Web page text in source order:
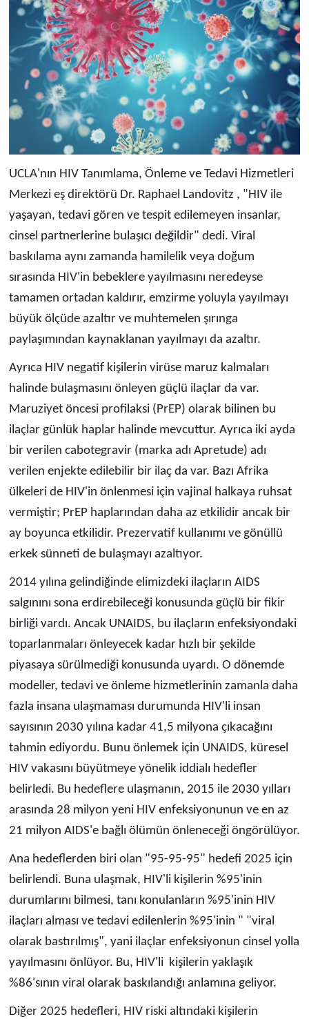
UCLA'nın HIV Tanımlama, Önleme ve Tedavi Hizmetleri
Merkezi eş direktörü Dr. Raphael Landovitz , "HIV ile
yaşayan, tedavi gören ve tespit edilemeyen insanlar,
cinsel partnerlerine bulaşıcı değildir" dedi. Viral
baskılama aynı zamanda hamilelik veya doğum
sırasında HIV'in bebeklere yayılmasını neredeyse
tamamen ortadan kaldırır, emzirme yoluyla yayılmayı
büyük ölçüde azaltır ve muhtemelen şırınga
paylaşımından kaynaklanan yayılmayı da azaltır.
Ayrıca HIV negatif kişilerin virüse maruz kalmaları
halinde bulaşmasını önleyen güçlü ilaçlar da var.
Maruziyet öncesi profilaksi (PrEP) olarak bilinen bu
ilaçlar günlük haplar halinde mevcuttur. Ayrıca iki ayda
bir verilen cabotegravir (marka adı Apretude) adı
verilen enjekte edilebilir bir ilaç da var. Bazı Afrika
ülkeleri de HIV'in önlenmesi için vajinal halkaya ruhsat
vermiştir; PrEP haplarından daha az etkilidir ancak bir
ay boyunca etkilidir. Prezervatif kullanımı ve gönüllü
erkek sünneti de bulaşmayı azaltıyor.
2014 yılına gelindiğinde elimizdeki ilaçların AIDS
salgınını sona erdirebileceği konusunda güçlü bir fikir
birliği vardı. Ancak UNAIDS, bu ilaçların enfeksiyondaki
toparlanmaları önleyecek kadar hızlı bir şekilde
piyasaya sürülmediği konusunda uyardı. O dönemde
modeller, tedavi ve önleme hizmetlerinin zamanla daha
fazla insana ulaşmaması durumunda HIV'li insan
sayısının 2030 yılına kadar 41,5 milyona çıkacağını
tahmin ediyordu. Bunu önlemek için UNAIDS, küresel
HIV vakasını büyütmeye yönelik iddialı hedefler
belirledi. Bu hedeflere ulaşmanın, 2015 ile 2030 yılları
arasında 28 milyon yeni HIV enfeksiyonunun ve en az
21 milyon AIDS'e bağlı ölümün önleneceği öngörülüyor.
Ana hedeflerden biri olan "95-95-95" hedefi 2025 için
belirlendi. Buna ulaşmak, HIV'li kişilerin %95'inin
durumlarını bilmesi, tanı konulanların %95'inin HIV
ilaçları alması ve tedavi edilenlerin %95'inin " "viral
olarak bastırılmış", yani ilaçlar enfeksiyonun cinsel yolla
yayılmasını önlüyor. Bu, HIV'li kişilerin yaklaşık
%86'sının viral olarak baskılandığı anlamına geliyor.
Diğer 2025 hedefleri, HIV riski altındaki kişilerin